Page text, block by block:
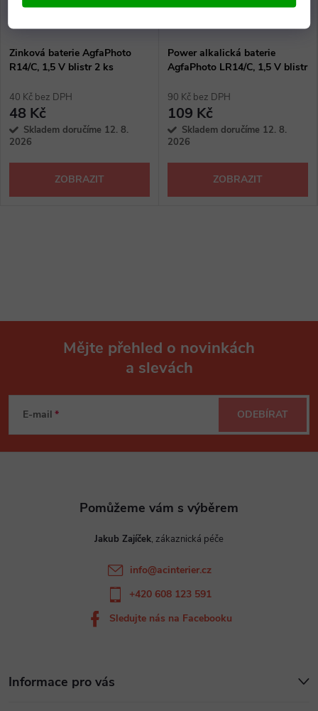
Zinková baterie AgfaPhoto
R14/C, 1,5 V blistr 2 ks
40 Kč bez DPH
48 Kč
Skladem doručíme 12. 8.
2026
ZOBRAZIT
Power alkalická baterie
AgfaPhoto LR14/C, 1,5 V blistr
90 Kč bez DPH
109 Kč
Skladem doručíme 12. 8.
2026
ZOBRAZIT
p
Mějte přehled o novinkách
a slevách
E-mail ODEBÍRAT
Informace pro vás
Jakub Zajíček
info@acinterier.cz
+420 608 123 591
Sledujte nás na Facebooku